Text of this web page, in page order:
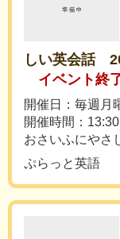
しい英会話
イベント終
開催日：毎週月
開催時間：13:30
おさいふにやさ
ぷらっと英語